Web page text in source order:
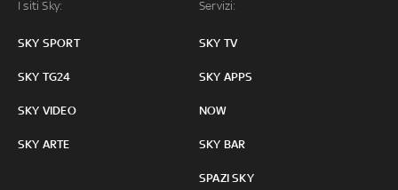
I siti Sky:
SKY SPORT
SKY TG24
SKY VIDEO
SKY ARTE
Servizi:
SKY TV
SKY APPS
NOW
SKY BAR
SPAZI SKY